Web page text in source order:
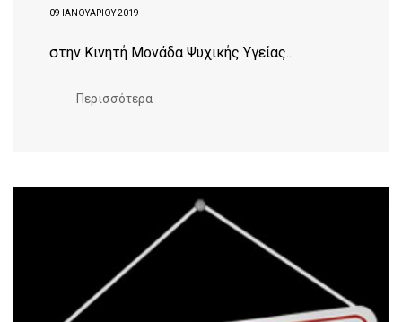
09 ΙΑΝΟΥΑΡΊΟΥ 2019
στην Κινητή Μονάδα Ψυχικής Υγείας...
Περισσότερα